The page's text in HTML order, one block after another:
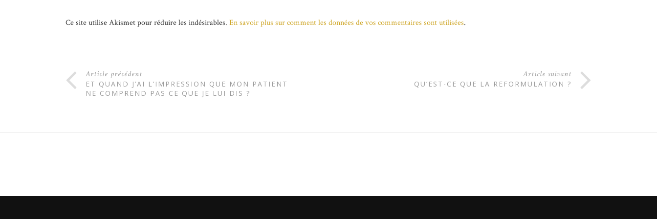
Ce site utilise Akismet pour réduire les indésirables.En savoir plus sur comment les données de vos commentaires sont utilisées.
Article précédent
ET QUAND J’AI L’IMPRESSION QUE MON PATIENT
NE COMPREND PAS CE QUE JE LUI DIS ?
Article suivant
QU’EST-CE QUE LA REFORMULATION ?